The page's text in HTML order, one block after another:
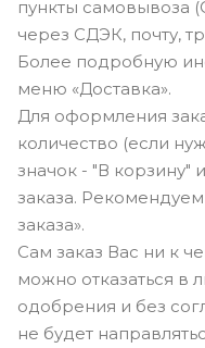
пункты самовывоза
через СДЭК, почту,
Более подробную
меню «Доставка».
Для оформления
количество (если
значок - "В
заказа.
заказа».
Сам заказ Вас ни к
можно отказаться в
одобрения и без
не будет